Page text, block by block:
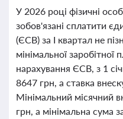
У 2026 році фізичні
зобов'язані сплатити
(ЄСВ) за І квартал не
мінімальної
нарахування ЄСВ, з 1
8647 грн, а ставка
Мінімальний місячний
грн, а мінімальна сума